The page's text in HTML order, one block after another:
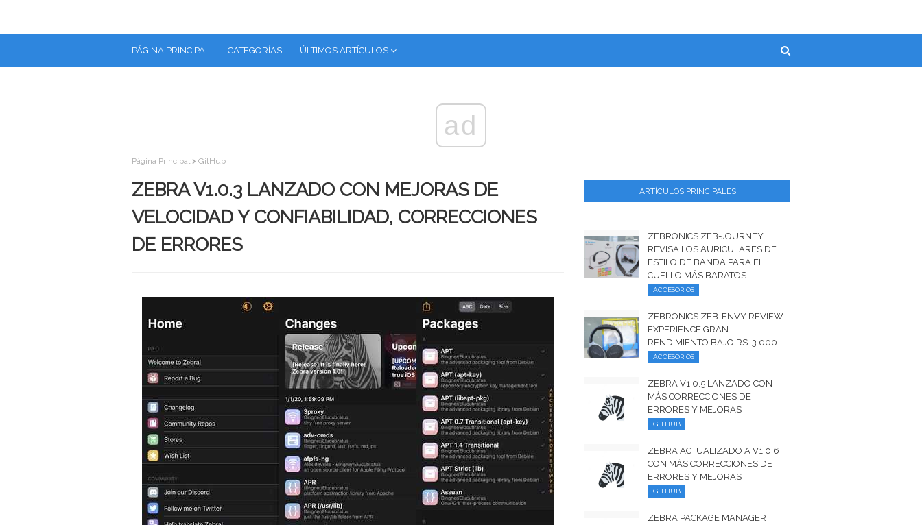
PÁGINA PRINCIPAL CATEGORÍAS ÚLTIMOS ARTÍCULOS
ad
Página Principal GitHub
ZEBRA V1.0.3 LANZADO CON MEJORAS DE
VELOCIDAD Y CONFIABILIDAD, CORRECCIONES
DE ERRORES
ARTÍCULOS PRINCIPALES
ZEBRONICS ZEB-JOURNEY
REVISA LOS AURICULARES DE
ESTILO DE BANDA PARA EL
CUELLO MÁS BARATOS
ACCESORIOS
ZEBRONICS ZEB-ENVY REVIEW
EXPERIENCE GRAN
RENDIMIENTO BAJO RS. 3.000
ACCESORIOS
ZEBRA V1.0.5 LANZADO CON
MÁS CORRECCIONES DE
ERRORES Y MEJORAS
GITHUB
ZEBRA ACTUALIZADO A V1.0.6
CON MÁS CORRECCIONES DE
ERRORES Y MEJORAS
GITHUB
ZEBRA PACKAGE MANAGER